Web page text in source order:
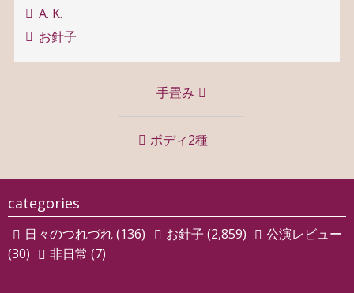
A. K.
お針子
ゲ
ー
シ
ョ
手畳み
ボディ2種
categories
日々のつれづれ(136) お針子 (2,859)
公演レビュー
(30)
非日常 (7)